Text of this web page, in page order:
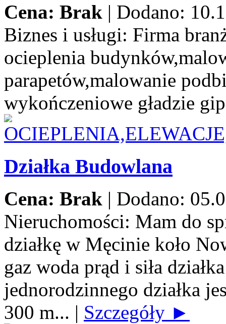
Cena: Brak | Dodano:
Biznes i usługi: Firma
ocieplenia
parapetów,malowanie
wykończeniowe gładzie
Działka Budowlana
Cena: Brak | Dodano:
Nieruchomości: Mam do
działkę w Męcinie koło
gaz woda prąd i siła
jednorodzinnego działka
300 m... | Szczegóły ►